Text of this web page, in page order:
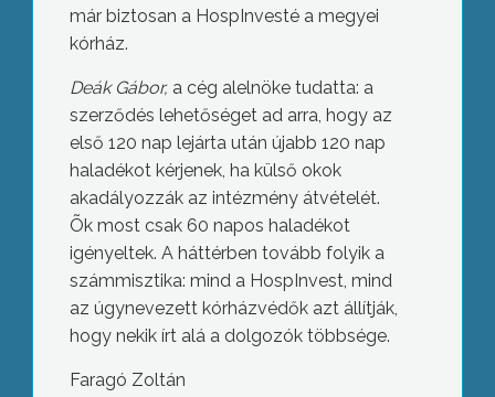
már biztosan a HospInvesté a megyei
kórház.
Deák Gábor,a cég alelnöke tudatta: a
szerződés lehetőséget ad arra, hogy az
első 120 nap lejárta után újabb 120 nap
haladékot kérjenek, ha külső okok
akadályozzák az intézmény átvételét.
Õk most csak 60 napos haladékot
igényeltek. A háttérben tovább folyik a
számmisztika: mind a HospInvest, mind
az úgynevezett kórházvédők azt állítják,
hogy nekik írt alá a dolgozók többsége.
Faragó Zoltán